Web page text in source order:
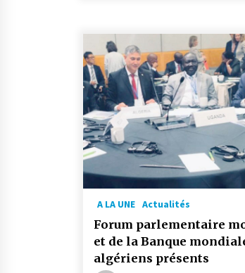
A LA UNE Actualités
Forum parlementaire
et de la Banque
algériens présents